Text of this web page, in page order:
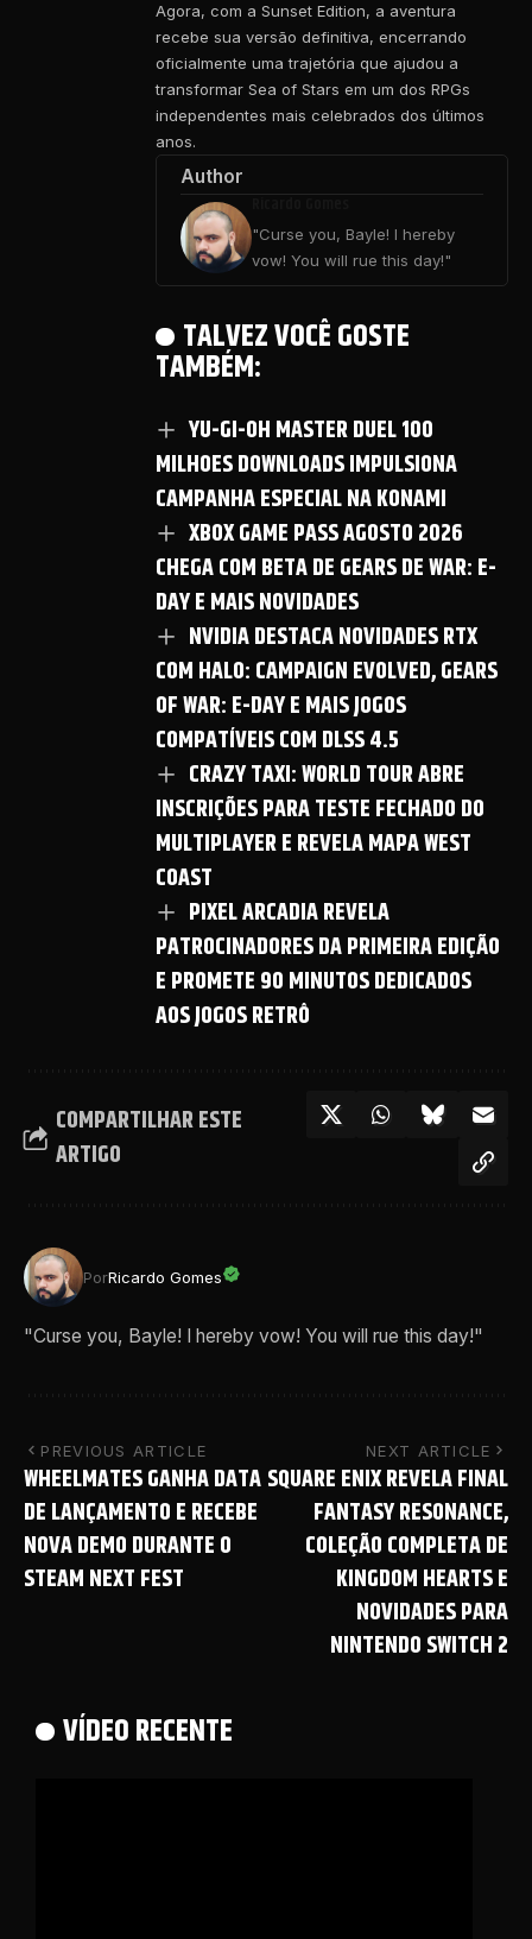
Agora, com a Sunset Edition, a aventura
recebe sua versão definitiva, encerrando
oficialmente uma trajetória que ajudou a
transformar Sea of Stars em um dos RPGs
independentes mais celebrados dos últimos
anos.
Author
"Curse you, Bayle! I hereby
vow! You will rue this day!"
TALVEZ VOCÊ GOSTE
TAMBÉM:
YU-GI-OH MASTER DUEL 100
MILHOES DOWNLOADS IMPULSIONA
CAMPANHA ESPECIAL NA KONAMI
XBOX GAME PASS AGOSTO 2026
CHEGA COM BETA DE GEARS DE WAR: E-
DAY E MAIS NOVIDADES
NVIDIA DESTACA NOVIDADES RTX
COM HALO: CAMPAIGN EVOLVED, GEARS
OF WAR: E-DAY E MAIS JOGOS
COMPATÍVEIS COM DLSS 4.5
CRAZY TAXI: WORLD TOUR ABRE
INSCRIÇÕES PARA TESTE FECHADO DO
MULTIPLAYER E REVELA MAPA WEST
COAST
PIXEL ARCADIA REVELA
PATROCINADORES DA PRIMEIRA EDIÇÃO
E PROMETE 90 MINUTOS DEDICADOS
AOS JOGOS RETRÔ
COMPARTILHAR ESTE
ARTIGO
PorRicardo Gomes
"Curse you, Bayle! I hereby vow! You will rue this day!"
PREVIOUS ARTICLE
WHEELMATES GANHA DATA
DE LANÇAMENTO E RECEBE
NOVA DEMO DURANTE O
STEAM NEXT FEST
NEXT ARTICLE
SQUARE ENIX REVELA FINAL
FANTASY RESONANCE,
COLEÇÃO COMPLETA DE
KINGDOM HEARTS E
NOVIDADES PARA
NINTENDO SWITCH 2
VÍDEO RECENTE